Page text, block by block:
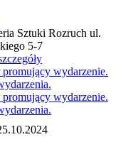
Sztuki Rozruch ul.
5-7